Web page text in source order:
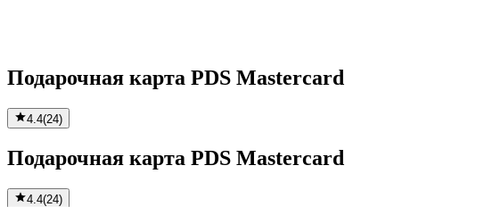
Подарочная карта PDS Mastercard
4.4(24)
Подарочная карта PDS Mastercard
4.4(24)